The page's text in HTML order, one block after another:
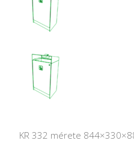
KR 332 mérete